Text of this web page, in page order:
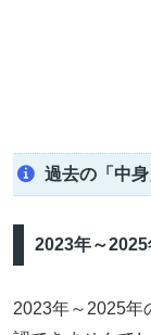
過去の「中
2023年～2025
2023年～2025年